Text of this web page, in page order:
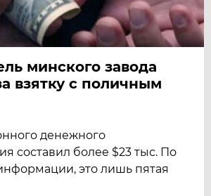
минского завода
взятку с поличным
денежного
составил более $23 тыс. По
это лишь пятая